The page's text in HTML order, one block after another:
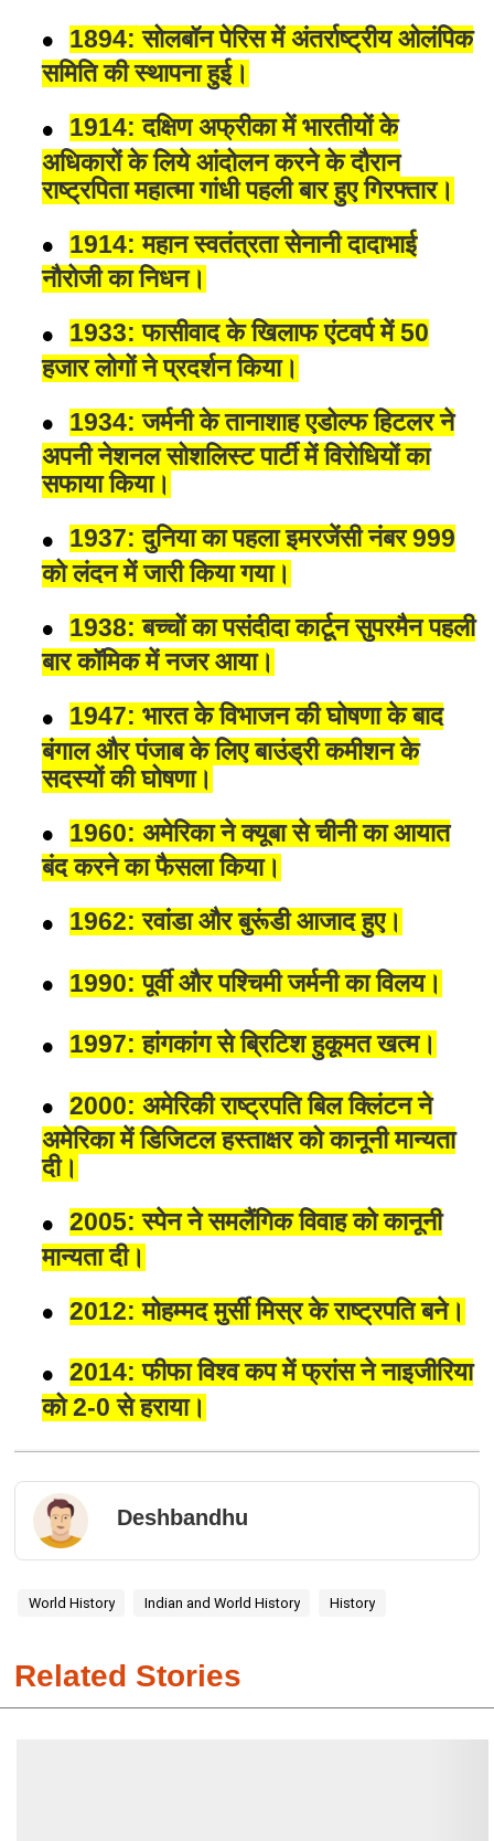
1894: सोलबॉन पेरिस में अंतर्राष्ट्रीय ओलंपिक
समिति की स्थापना हुई।
1914: दक्षिण अफ्रीका में भारतीयों के
अधिकारों के लिये आंदोलन करने के दौरान
राष्ट्रपिता महात्मा गांधी पहली बार हुए गिरफ्तार।
1914: महान स्वतंत्रता सेनानी दादाभाई
नौरोजी का निधन।
1933: फासीवाद के खिलाफ एंटवर्प में 50
हजार लोगों ने प्रदर्शन किया।
1934: जर्मनी के तानाशाह एडोल्फ हिटलर ने
अपनी नेशनल सोशलिस्ट पार्टी में विरोधियों का
सफाया किया।
1937: दुनिया का पहला इमरजेंसी नंबर 999
को लंदन में जारी किया गया।
1938: बच्चों का पसंदीदा कार्टून सुपरमैन पहली
बार कॉमिक में नजर आया।
1947: भारत के विभाजन की घोषणा के बाद
बंगाल और पंजाब के लिए बाउंड्री कमीशन के
सदस्यों की घोषणा।
1960: अमेरिका ने क्यूबा से चीनी का आयात
बंद करने का फैसला किया।
1962: रवांडा और बुरूंडी आजाद हुए।
1990: पूर्वी और पश्चिमी जर्मनी का विलय।
1997: हांगकांग से ब्रिटिश हुकूमत खत्म।
2000: अमेरिकी राष्ट्रपति बिल क्लिंटन ने
अमेरिका में डिजिटल हस्ताक्षर को कानूनी मान्यता
दी।
2005: स्पेन ने समलैंगिक विवाह को कानूनी
मान्यता दी।
2012: मोहम्मद मुर्सी मिस्र के राष्ट्रपति बने।
2014: फीफा विश्व कप में फ्रांस ने नाइजीरिया
को 2-0 से हराया।
Deshbandhu
World History Indian and World History History
Related Stories